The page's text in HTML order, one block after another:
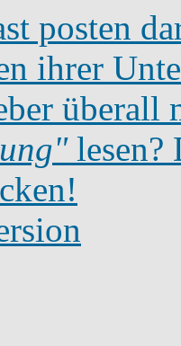
posten
ihrer
überall
lesen?